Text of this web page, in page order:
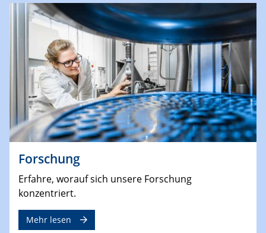
Forschung
Erfahre, worauf sich unsere Forschung
konzentriert.
Mehr lesen